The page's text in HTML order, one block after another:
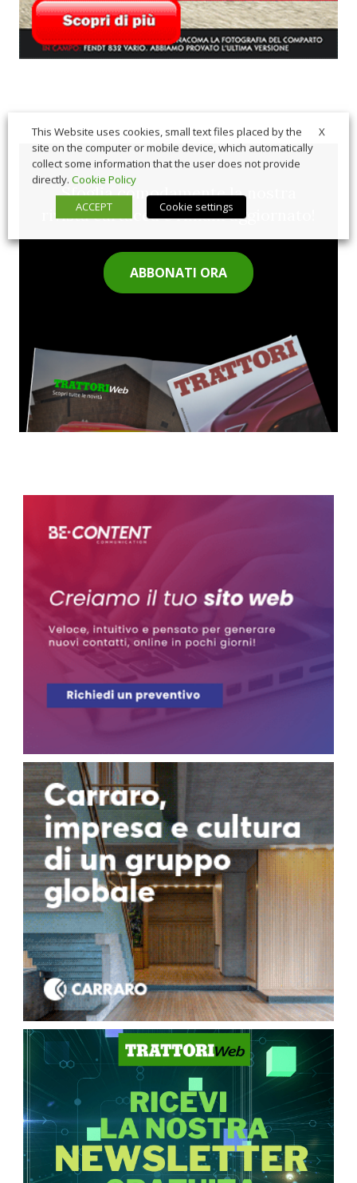
Sfoglia comodamente la nostra
rivista cartacea e rimani aggiornato!
ABBONATI ORA
X
This Website uses cookies, small text files placed by the
site on the computer or mobile device, which automatically
collect some information that the user does not provide
directly. Cookie Policy
ACCEPT
Cookie settings